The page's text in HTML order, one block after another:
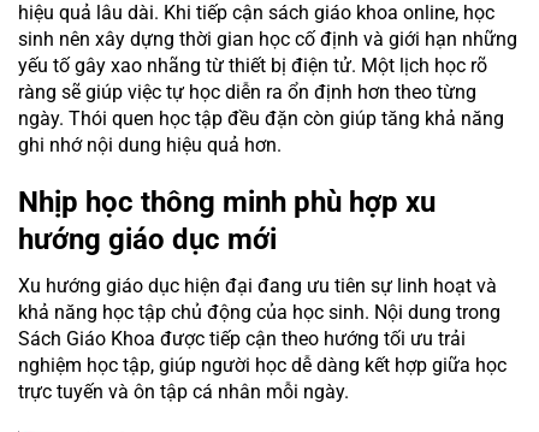
hiệu quả lâu dài. Khi tiếp cận sách giáo khoa online, học
sinh nên xây dựng thời gian học cố định và giới hạn những
yếu tố gây xao nhãng từ thiết bị điện tử. Một lịch học rõ
ràng sẽ giúp việc tự học diễn ra ổn định hơn theo từng
ngày. Thói quen học tập đều đặn còn giúp tăng khả năng
ghi nhớ nội dung hiệu quả hơn.
Nhịp học thông minh phù hợp xu
hướng giáo dục mới
Xu hướng giáo dục hiện đại đang ưu tiên sự linh hoạt và
khả năng học tập chủ động của học sinh. Nội dung trong
Sách Giáo Khoa được tiếp cận theo hướng tối ưu trải
nghiệm học tập, giúp người học dễ dàng kết hợp giữa học
trực tuyến và ôn tập cá nhân mỗi ngày.